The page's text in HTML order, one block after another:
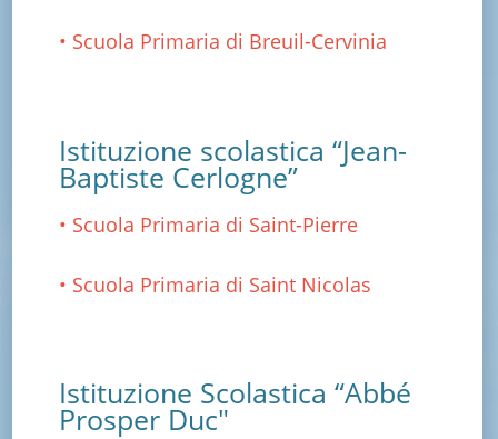
• Scuola Primaria di Breuil-Cervinia
Istituzione scolastica “Jean-
Baptiste Cerlogne”
• Scuola Primaria di Saint-Pierre
• Scuola Primaria di Saint Nicolas
Istituzione Scolastica “Abbé
Prosper Duc"